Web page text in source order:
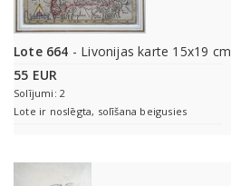
Lote 664 - Livonijas karte 15x19 cm
55 EUR
Solījumi: 2
Lote ir noslēgta, solīšana beigusies